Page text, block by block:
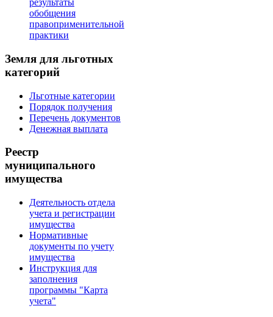
результаты
обобщения
правоприменительной
практики
Земля для льготных
категорий
Льготные категории
Порядок получения
Перечень документов
Денежная выплата
Реестр
муниципального
имущества
Деятельность отдела
учета и регистрации
имущества
Нормативные
документы по учету
имущества
Инструкция для
заполнения
программы "Карта
учета"